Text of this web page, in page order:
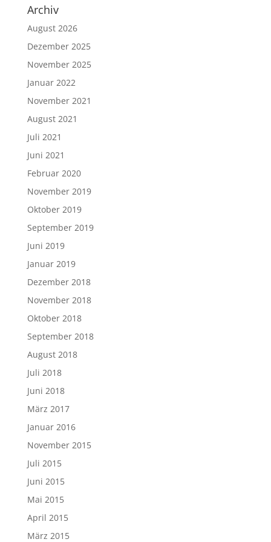
Archiv
August 2026
Dezember 2025
November 2025
Januar 2022
November 2021
August 2021
Juli 2021
Juni 2021
Februar 2020
November 2019
Oktober 2019
September 2019
Juni 2019
Januar 2019
Dezember 2018
November 2018
Oktober 2018
September 2018
August 2018
Juli 2018
Juni 2018
März 2017
Januar 2016
November 2015
Juli 2015
Juni 2015
Mai 2015
April 2015
März 2015